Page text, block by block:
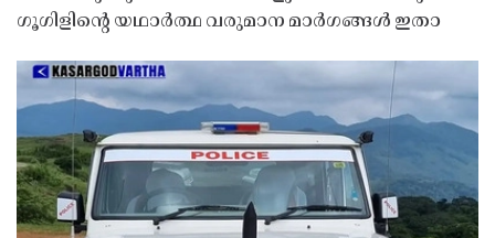
ഗൂഗിളിന്റെ യഥാർത്ഥ വരുമാന മാർഗങ്ങൾ ഇതാ